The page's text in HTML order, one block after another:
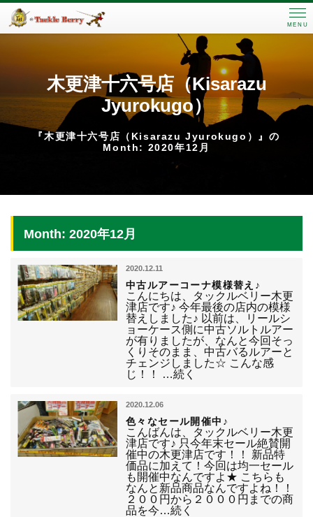
MENU
木更津十六号店（Kisarazu
Jyurokugo）
『木更津十六号店（Kisarazu Jyurokugo）』の
Month: 2020年12月
Month: 2020年12月
2020.12.11
中古ルアーコーナ模様替え♪
こんにちは、タックルベリー木更
津店です♪ 今年最後の店内の模様
替えしました♪ 以前は、リールシ
ョーケース側に中古ソルトルアー
が有りましたが、なんと今回そっ
くりそのまま、中古バるルアーと
チェンジしました☆ こんな感
じ！！ …続く
2020.12.06
色々なセール開催中♪
こんばんは、タックルベリー木更
津店です♪ 只今年末セール絶賛開
催中の木更津店です！！ 新品特
価品に加えて！今回は均一セール
も開催中なんですよ★ こちらも
なんと新品商品なんですよね！！
２００円から２０００円までの商
品を今…続く